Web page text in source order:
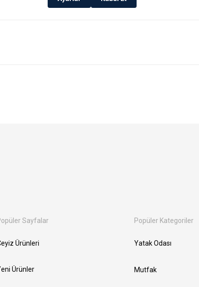
Sayfalar
Ürünleri
Ürünler
Popüler Kategoriler
Yatak Odası
Mutfak